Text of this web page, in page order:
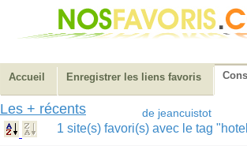
Accueil Enregistrer les liens favoris
Les + récents de jeancuistot
1 site(s) favori(s) avec le tag